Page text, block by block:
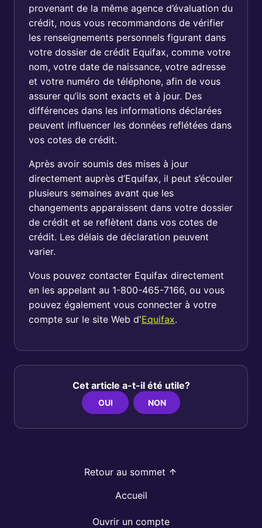
provenant de la même agence d’évaluation du
crédit, nous vous recommandons de vérifier
les renseignements personnels figurant dans
votre dossier de crédit Equifax, comme votre
nom, votre date de naissance, votre adresse
et votre numéro de téléphone, afin de vous
assurer qu’ils sont exacts et à jour. Des
différences dans les informations déclarées
peuvent influencer les données reflétées dans
vos cotes de crédit.
Après avoir soumis des mises à jour
directement auprès d’Equifax, il peut s’écouler
plusieurs semaines avant que les
changements apparaissent dans votre dossier
de crédit et se reflètent dans vos cotes de
crédit. Les délais de déclaration peuvent
varier.
Vous pouvez contacter Equifax directement
en les appelant au 1-800-465-7166, ou vous
pouvez également vous connecter à votre
compte sur le site Web d'Equifax.
Cet article a-t-il été utile?
OUI NON
Retour au sommet
Accueil
Ouvrir un compte